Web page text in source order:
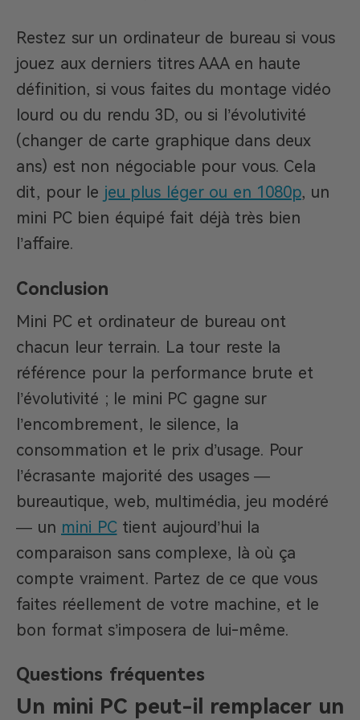
Restez sur un ordinateur de bureau si vous
jouez aux derniers titres AAA en haute
définition, si vous faites du montage vidéo
lourd ou du rendu 3D, ou si l’évolutivité
(changer de carte graphique dans deux
ans) est non négociable pour vous. Cela
dit, pour le jeu plus léger ou en 1080p, un
mini PC bien équipé fait déjà très bien
l’affaire.
Conclusion
Mini PC et ordinateur de bureau ont
chacun leur terrain. La tour reste la
référence pour la performance brute et
l’évolutivité ; le mini PC gagne sur
l’encombrement, le silence, la
consommation et le prix d’usage. Pour
l’écrasante majorité des usages —
bureautique, web, multimédia, jeu modéré
— un mini PC tient aujourd’hui la
comparaison sans complexe, là où ça
compte vraiment. Partez de ce que vous
faites réellement de votre machine, et le
bon format s’imposera de lui-même.
Questions fréquentes
Un mini PC peut-il remplacer un